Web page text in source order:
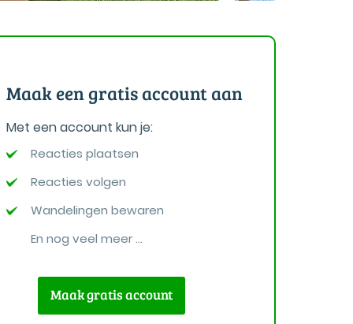
Maak een gratis account aan
Met een account kun je:
Reacties plaatsen
Reacties volgen
Wandelingen bewaren
En nog veel meer ...
Maak gratis account